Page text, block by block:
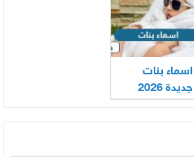
اسماء بنات
جديدة 2026
ومعانيها حتمًا
ستعجبك